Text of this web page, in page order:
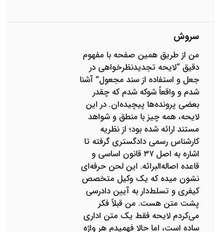
سروش
من از طریق همین صفحه با مفهوم
دقیق “لایحه تجدیدنظرخواهی در
جعل و استفاده از سند مجعول” آشنا
شدم و واقعاً شوکه شدم که چقدر
بعضی پرونده‌ها پیچیده‌ان. در این
لایحه، همه چیز با منطق و شواهد
مستند ارائه شده بود؛ از نظریه
کارشناس رسمی دادگستری گرفته تا
اشاره به اصل ۳۷ قانون اساسی و
قاعده اصاله‌البرائه. این لحن حرفه‌ای
نشون میده که یک وکیل متخصص
کیفری و تسلط‌دار به آیین دادرسی
پشت متن هست. من قبلاً فکر
می‌کردم لایحه فقط یک متن اداری
ساده است، اما حالا فهمیدم هر واژه